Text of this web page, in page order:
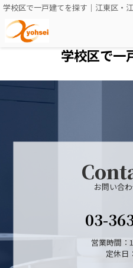
学校区で一
お問い合
03-
営業時間：
定休日